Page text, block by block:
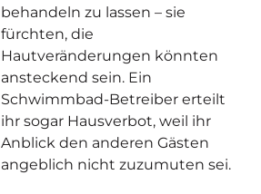
behandeln zu lassen – sie
fürchten, die
Hautveränderungen könnten
ansteckend sein. Ein
Schwimmbad-Betreiber erteilt
ihr sogar Hausverbot, weil ihr
Anblick den anderen Gästen
angeblich nicht zuzumuten sei.